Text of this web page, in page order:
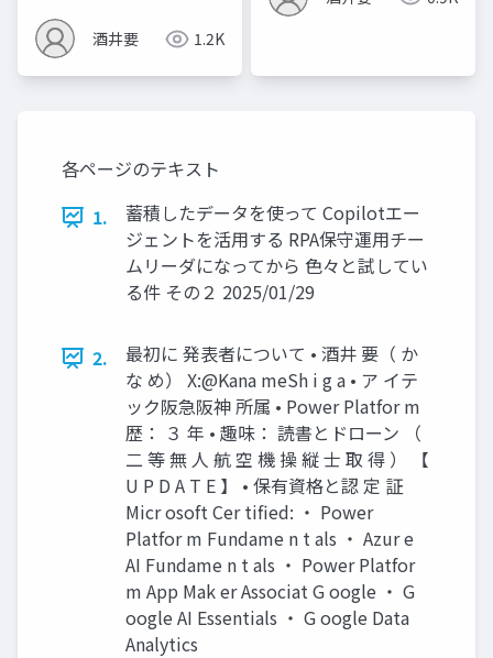
酒井要 1.2K
各ページのテキスト
1.
蓄積したデータを使って Copilotエー
ジェントを活用する RPA保守運用チー
ムリーダになってから 色々と試してい
る件 その２ 2025/01/29
2.
最初に 発表者について • 酒井 要（ か
な め） X:@Kana meSh i g a • ア イテ
ック阪急阪神 所属 • Power Platfor m
歴： ３ 年 • 趣味： 読書とドローン （
二 等 無 人 航 空 機 操 縦 士 取 得 ） 【
U P D A T E 】 • 保有資格と認 定 証
Micr osoft Cer tified: ・ Power
Platfor m Fundame n t als ・ Azur e
AI Fundame n t als ・ Power Platfor
m App Mak er Associat G oogle ・ G
oogle AI Essentials ・ G oogle Data
Analytics